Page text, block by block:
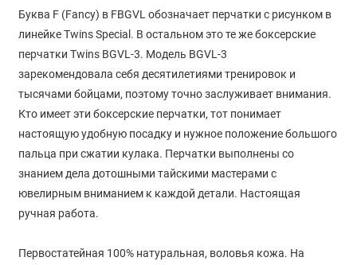
Буква F (Fancy) в FBGVL обозначает перчатки с рисунком в
линейке Twins Special. В остальном это те же боксерские
перчатки Twins BGVL-3. Модель BGVL-3
зарекомендовала себя десятилетиями тренировок и
тысячами бойцами, поэтому точно заслуживает внимания.
Кто имеет эти боксерские перчатки, тот понимает
настоящую удобную посадку и нужное положение большого
пальца при сжатии кулака. Перчатки выполнены со
знанием дела дотошными тайскими мастерами с
ювелирным вниманием к каждой детали. Настоящая
ручная работа.
Первостатейная 100% натуральная, воловья кожа. На